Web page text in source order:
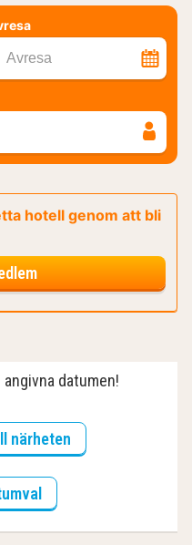
Avresa
hotell genom att bli
datumen!
närheten